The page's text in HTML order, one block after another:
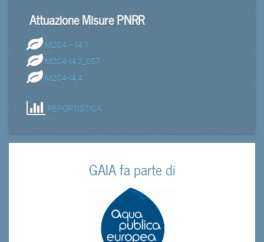
Attuazione Misure PNRR
M2C4 – I4.1
M2C4-I4.2_057
M2C4-I4.4
REPORTISTICA
GAIA fa parte di